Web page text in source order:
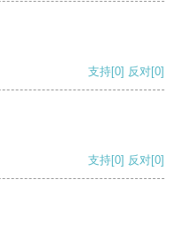
支持[0] 反对[0]
支持[0] 反对[0]